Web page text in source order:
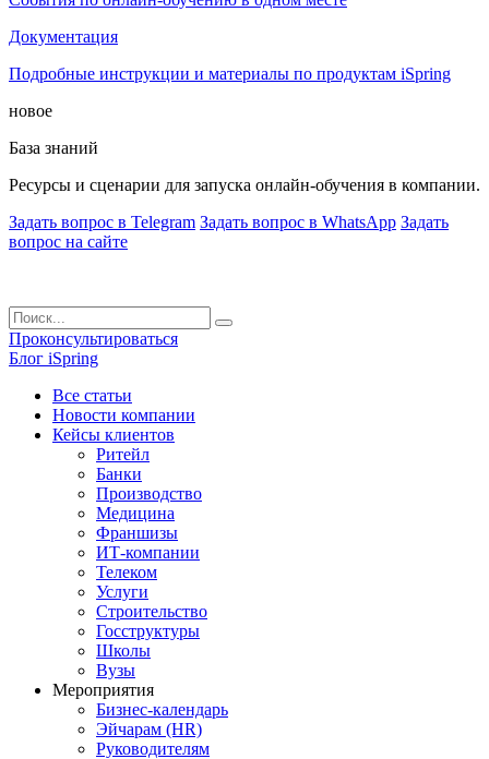
Документация
Подробные инструкции и материалы по продуктам iSpring
новое
База знаний
Ресурсы и сценарии для запуска онлайн-обучения в компании.
Задать вопрос в Telegram Задать вопрос в WhatsApp Задать
вопрос на сайте
Проконсультироваться
Блог iSpring
Все статьи
Новости компании
Кейсы клиентов
Ритейл
Банки
Производство
Медицина
Франшизы
ИТ-компании
Телеком
Услуги
Строительство
Госструктуры
Школы
Вузы
Мероприятия
Бизнес-календарь
Эйчарам (HR)
Руководителям